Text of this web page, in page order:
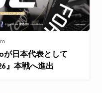
が日本代表として
』本戦へ進出